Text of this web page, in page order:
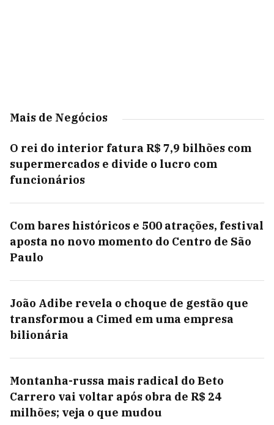
Mais de Negócios
O rei do interior fatura R$ 7,9 bilhões com
supermercados e divide o lucro com
funcionários
Com bares históricos e 500 atrações, festival
aposta no novo momento do Centro de São
Paulo
João Adibe revela o choque de gestão que
transformou a Cimed em uma empresa
bilionária
Montanha-russa mais radical do Beto
Carrero vai voltar após obra de R$ 24
milhões; veja o que mudou